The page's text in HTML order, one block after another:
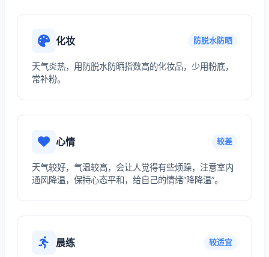
化妆 防脱水防晒
天气炎热，用防脱水防晒指数高的化妆品，少用粉底，
常补粉。
心情 较差
天气较好，气温较高，会让人觉得有些烦躁，注意室内
通风降温，保持心态平和，给自己的情绪“降降温”。
晨练 较适宜